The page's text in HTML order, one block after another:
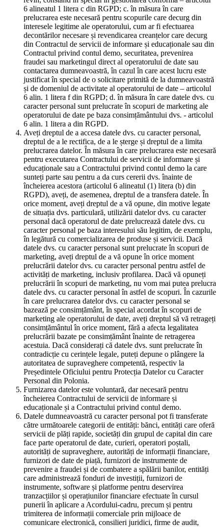
6 alineatul 1 litera c din RGPD; c. în măsura în care
prelucrarea este necesară pentru scopurile care decurg din
interesele legitime ale operatorului, cum ar fi efectuarea
decontărilor necesare și revendicarea creanțelor care decurg
din Contractul de servicii de informare și educaționale sau din
Contractul privind contul demo, securitatea, prevenirea
fraudei sau marketingul direct al operatorului de date sau
contactarea dumneavoastră, în cazul în care acest lucru este
justificat în special de o solicitare primită de la dumneavoastră
și de domeniul de activitate al operatorului de date – articolul
6 alin. 1 litera f din RGPD; d. în măsura în care datele dvs. cu
caracter personal sunt prelucrate în scopuri de marketing ale
operatorului de date pe baza consimțământului dvs. - articolul
6 alin. 1 litera a din RGPD.
Aveți dreptul de a accesa datele dvs. cu caracter personal,
dreptul de a le rectifica, de a le șterge și dreptul de a limita
prelucrarea datelor. În măsura în care prelucrarea este necesară
pentru executarea Contractului de servicii de informare și
educaționale sau a Contractului privind contul demo la care
sunteți parte sau pentru a da curs cererii dvs. înainte de
încheierea acestora (articolul 6 alineatul (1) litera (b) din
RGPD), aveți, de asemenea, dreptul de a transfera datele. În
orice moment, aveți dreptul de a vă opune, din motive legate
de situația dvs. particulară, utilizării datelor dvs. cu caracter
personal dacă operatorul de date prelucrează datele dvs. cu
caracter personal pe baza interesului său legitim, de exemplu,
în legătură cu comercializarea de produse și servicii. Dacă
datele dvs. cu caracter personal sunt prelucrate în scopuri de
marketing, aveți dreptul de a vă opune în orice moment
prelucrării datelor dvs. cu caracter personal pentru astfel de
activități de marketing, inclusiv profilarea. Dacă vă opuneți
prelucrării în scopuri de marketing, nu vom mai putea prelucra
datele dvs. cu caracter personal în astfel de scopuri. În cazurile
în care prelucrarea datelor dvs. cu caracter personal se
bazează pe consimțământ, în special acordat în scopuri de
marketing ale operatorului de date, aveți dreptul să vă retrageți
consimțământul în orice moment, fără a afecta legalitatea
prelucrării bazate pe consimțământ înainte de retragerea
acestuia. Dacă considerați că datele dvs. sunt prelucrate în
contradicție cu cerințele legale, puteți depune o plângere la
autoritatea de supraveghere competentă, respectiv la
Președintele Oficiului pentru Protecția Datelor cu Caracter
Personal din Polonia.
Furnizarea datelor este voluntară, dar necesară pentru
încheierea Contractului de servicii de informare și
educaționale și a Contractului privind contul demo.
Datele dumneavoastră cu caracter personal pot fi transferate
către următoarele categorii de entități: bănci, entități care oferă
servicii de plăți rapide, societăți din grupul de capital din care
face parte operatorul de date, curieri, operatori poștali,
autorități de supraveghere, autorități de informații financiare,
furnizori de date de piață, furnizori de instrumente de
prevenire a fraudei și de combatere a spălării banilor, entități
care administrează fonduri de investiții, furnizori de
instrumente, software și platforme pentru deservirea
tranzacțiilor și operațiunilor financiare efectuate în cursul
punerii în aplicare a Acordului-cadru, precum și pentru
trimiterea de informații comerciale prin mijloace de
comunicare electronică, consilieri juridici, firme de audit,